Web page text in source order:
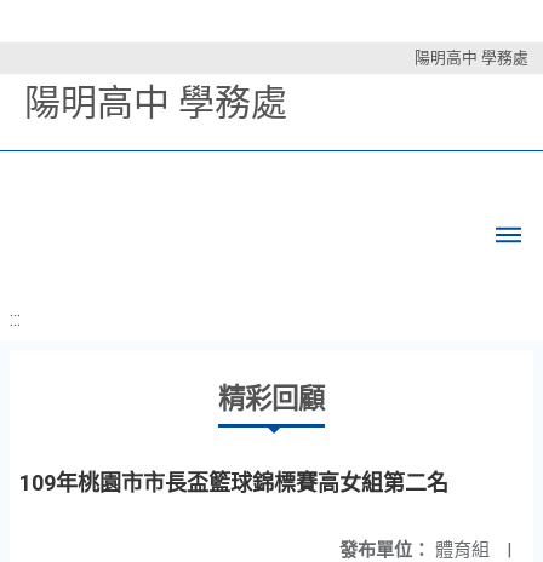
陽明高中 學務處
陽明高中 學務處
:::
精彩回顧
109年桃園市市長盃籃球錦標賽高女組第二名
發布單位： 體育組 |